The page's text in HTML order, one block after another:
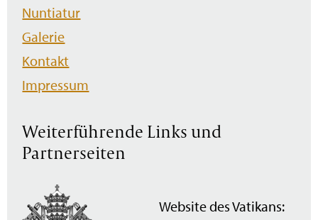
Nuntiatur
Galerie
Kontakt
Impressum
Weiterführende Links und
Partnerseiten
Website des Vatikans: